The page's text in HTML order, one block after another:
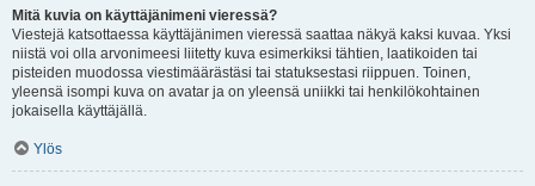
Mitä kuvia on käyttäjänimeni vieressä?
Viestejä katsottaessa käyttäjänimen vieressä saattaa näkyä kaksi kuvaa. Yksi
niistä voi olla arvonimeesi liitetty kuva esimerkiksi tähtien, laatikoiden tai
pisteiden muodossa viestimäärästäsi tai statuksestasi riippuen. Toinen,
yleensä isompi kuva on avatar ja on yleensä uniikki tai henkilökohtainen
jokaisella käyttäjällä.
Ylös